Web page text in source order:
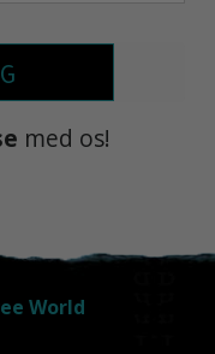
med os!
World